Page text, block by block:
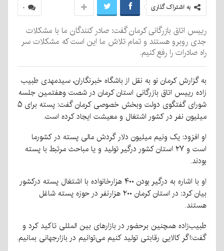
۰ به اشتراک گذاری
رییس اتاق بازرگانی کرمان گفت: صادر کنندگان ما با مشکلات
جدی روبرو هستند و تمام تلاش ما این است که مشکلات سر
راه صادرات را رفع کنیم.
به گزارش کرمان نو به نقل از باشگاه خبرنگاران، سیدمهدی طبیب
زاده رییس اتاق بازرگانی استان کرمان در شصت وهفتمین جلسه
شورای گفتگوی دولت وبخش خصوصی کرمان گفت: پسته برای ۵
میلیون نفر در کشور اشتغال و معیشت ایجاد کرده است.
او افزود: یک ونیم میلیون دلار گردش مالی پسته در کشورما
است و ۲۷ استان کشور درگیر تولید و یا مباحث مرتبط با پسته
بودند.
او با اشاره به درگیر بودن ۴۰۰ هزارخانواده با اشتغال پسته درکشور
بیان کرد: در استان کرمان ۲۰۰ هزارنفر در حوزه پسته شاغل
هستند.
طبیب‌زاده همچنین برحضور در بازار‌های بین المللی تاکید کرد و
گفت:اگر کالایی رقابتی تولید کنیم می‌توانیم در بازارجهانی بمانیم.